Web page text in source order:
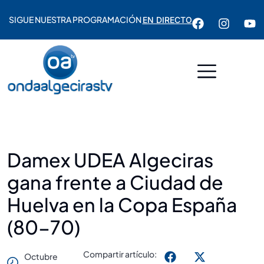
SIGUE NUESTRA PROGRAMACIÓNEN DIRECTO
Damex UDEA Algeciras
gana frente a Ciudad de
Huelva en la Copa España
(80-70)
Octubre
Compartir artículo: